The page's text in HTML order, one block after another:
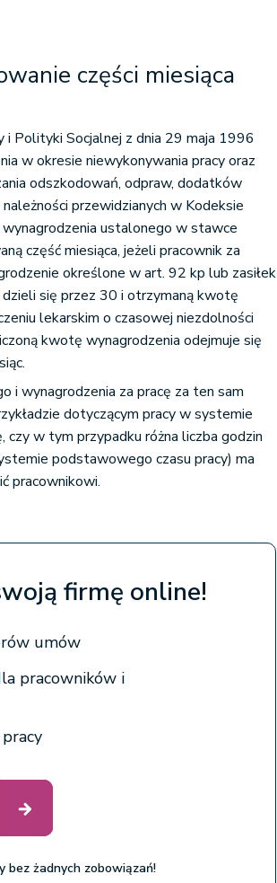
części miesiąca
i Polityki Socjalnej z dnia 29 maja 1996
w okresie niewykonywania pracy oraz
odszkodowań, odpraw, dodatków
przewidzianych w Kodeksie
ustalonego w stawce
część miesiąca, jeżeli pracownik za
określone w art. 92 kp lub zasiłek
się przez 30 i otrzymaną kwotę
lekarskim o czasowej niezdolności
kwotę wynagrodzenia odejmuje się
i wynagrodzenia za pracę za ten sam
dotyczącym pracy w systemie
czy w tym przypadku różna liczba godzin
podstawowego czasu pracy) ma
pracownikowi.
firmę online!
umów
pracowników i
bez żadnych zobowiązań!